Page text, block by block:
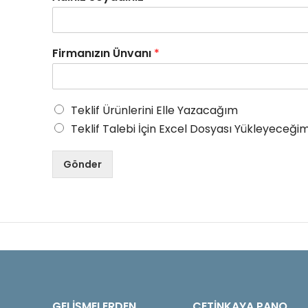
Firmanızın Ünvanı *
Teklif Ürünlerini Elle Yazacağım
Teklif Talebi İçin Excel Dosyası
Gönder